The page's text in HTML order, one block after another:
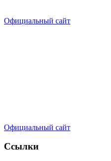
Официальный сайт
Официальный сайт
Ссылки